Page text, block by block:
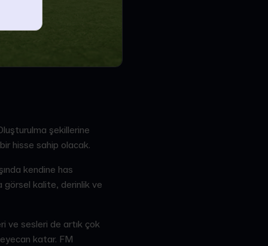
şekillerine
hisse sahip olacak.
kendine has
görsel kalite, derinlik ve
ve sesleri de artık çok
katar. FM